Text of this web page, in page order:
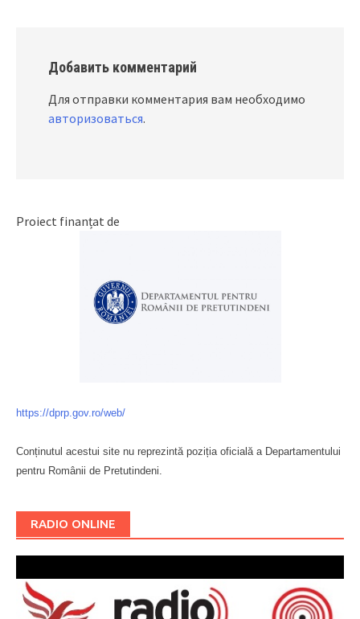
Добавить комментарий
Для отправки комментария вам необходимо
авторизоваться.
Proiect finanțat de
https://dprp.gov.ro/web/
Conținutul acestui site nu reprezintă poziția oficială a Departamentului
pentru Românii de Pretutindeni.
RADIO ONLINE